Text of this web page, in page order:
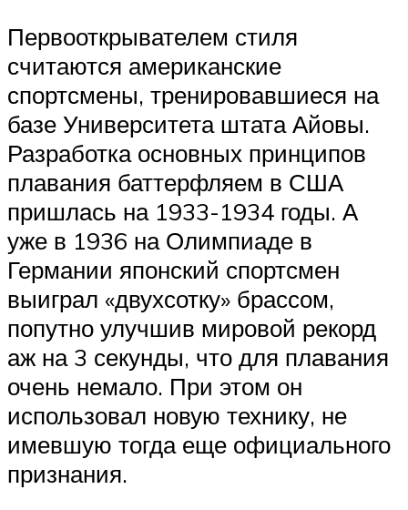
Первооткрывателем стиля
считаются американские
спортсмены, тренировавшиеся на
базе Университета штата Айовы.
Разработка основных принципов
плавания баттерфляем в США
пришлась на 1933-1934 годы. А
уже в 1936 на Олимпиаде в
Германии японский спортсмен
выиграл «двухсотку» брассом,
попутно улучшив мировой рекорд
аж на 3 секунды, что для плавания
очень немало. При этом он
использовал новую технику, не
имевшую тогда еще официального
признания.